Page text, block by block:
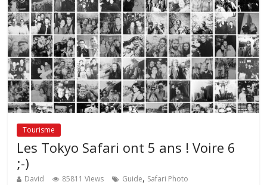
Tourisme
Les Tokyo Safari ont 5 ans ! Voire 6
;-)
David 85811 Views Guide, Safari Photo